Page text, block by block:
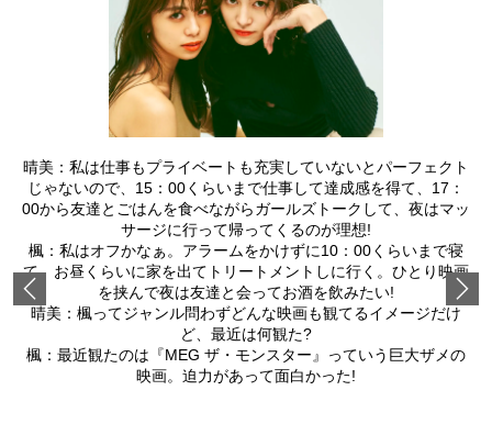
Previous
晴美：私は仕事もプライベートも充実していないとパーフェクト
じゃないので、15：00くらいまで仕事して達成感を得て、17：
00から友達とごはんを食べながらガールズトークして、夜はマッ
サージに行って帰ってくるのが理想!
楓：私はオフかなぁ。アラームをかけずに10：00くらいまで寝
て、お昼くらいに家を出てトリートメントしに行く。ひとり映画
を挟んで夜は友達と会ってお酒を飲みたい!
晴美：楓ってジャンル問わずどんな映画も観てるイメージだけ
ど、最近は何観た?
楓：最近観たのは『MEG ザ・モンスター』っていう巨大ザメの
映画。迫力があって面白かった!